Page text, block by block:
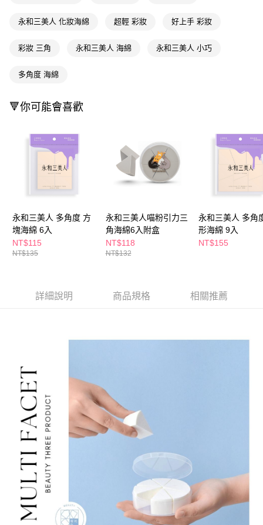
相關說明
便利好安心！
２．便利：只要手機號碼，簡訊認證，即可結帳。
【「AFTEE先享後付」結帳流程】
２．訂單成立數日內，您將收到繳費通知簡訊。
３．收到繳費通知簡訊後14天內，點擊此簡訊中的連結，可透過四大超商／
ATM／網路銀行／等多元方式進行付款，方視為交易完成。
※ 請注意：結帳手續完成當下不需立刻繳費，但若您需要取消訂單，請聯絡
購買商品的店家。未經商家同意取消之訂單仍視為有效，需透過AFTEE先享
後付繳納相關費用。
客戶支援中心」https://netprotections.freshdesk.com/support/home
【注意事項】
１．透過由恩沛科技股份有限公司提供之「AFTEE先享後付」服務完成之交
https://aftee.tw/terms/#terms3
５．嚴禁一人註冊多個帳號或使用他人資訊註冊。若發現惡意使用之情形，
恩沛科技股份有限公司將有權停止該用戶之使用額度並採取法律行動。
每筆NT$65，滿NT$390(含以上)免運費
每筆NT$65，滿NT$390(含以上)免運費
萊爾富取貨付款
每筆NT$65，滿NT$490(含以上)免運費
每筆NT$65，滿NT$490(含以上)免運費
7-11取貨付款
每筆NT$65，滿NT$490(含以上)免運費
每筆NT$65，滿NT$490(含以上)免運費
每筆NT$80，滿NT$290(含以上)免運費
永和三美人 化妝海綿 超輕 彩妝 好上手 彩妝
彩妝 三角 永和三美人 海綿 永和三美人 小巧
多角度 海綿
🔻你可能會喜歡
永和三美人 多角度 方
塊海綿 6入
NT$115
NT$135
永和三美人喵粉引力三
角海綿6入附盒
NT$118
NT$132
永和三美人 多角
形海綿 9入
NT$155
詳細說明 商品規格 相關推薦